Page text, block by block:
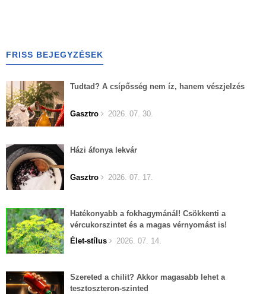
FRISS BEJEGYZÉSEK
Tudtad? A csípősség nem íz, hanem vészjelzés
Gasztro 2026. 07. 30.
Házi áfonya lekvár
Gasztro 2026. 07. 17.
Hatékonyabb a fokhagymánál! Csökkenti a
vércukorszintet és a magas vérnyomást is!
Élet-stílus
2026. 07. 14.
Szereted a chilit? Akkor magasabb lehet a
tesztoszteron-szinted